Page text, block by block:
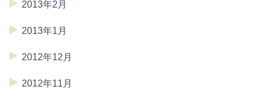
2013年2月
2013年1月
2012年12月
2012年11月